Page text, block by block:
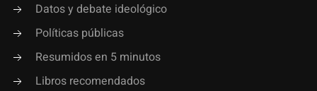
Datos y debate ideológico
Políticas públicas
Resumidos en 5 minutos
Libros recomendados